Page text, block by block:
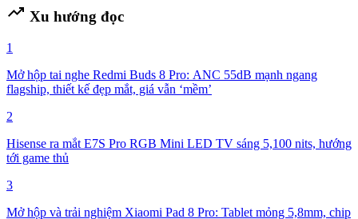
trending_up Xu hướng đọc
1
Mở hộp tai nghe Redmi Buds 8 Pro: ANC 55dB mạnh ngang
flagship, thiết kế đẹp mắt, giá vẫn ‘mềm’
2
Hisense ra mắt E7S Pro RGB Mini LED TV sáng 5,100 nits, hướng
tới game thủ
3
Mở hộp và trải nghiệm Xiaomi Pad 8 Pro: Tablet mỏng 5,8mm, chip